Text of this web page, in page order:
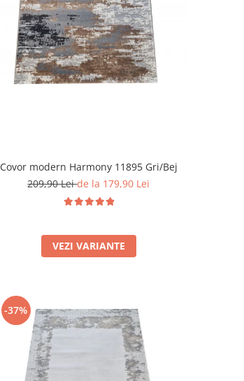
Covor modern Harmony 11895 Gri/Bej
209,90 Leide la 179,90 Lei
VEZI VARIANTE
-37%